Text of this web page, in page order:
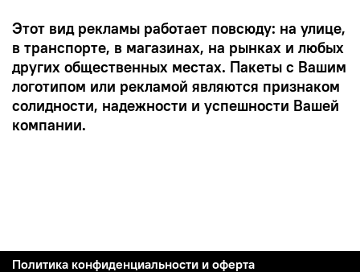
Этот вид рекламы работает повсюду: на улице,
в транспорте, в магазинах, на рынках и любых
других общественных местах. Пакеты с Вашим
логотипом или рекламой являются признаком
солидности, надежности и успешности Вашей
компании.
Политика конфиденциальности и оферта